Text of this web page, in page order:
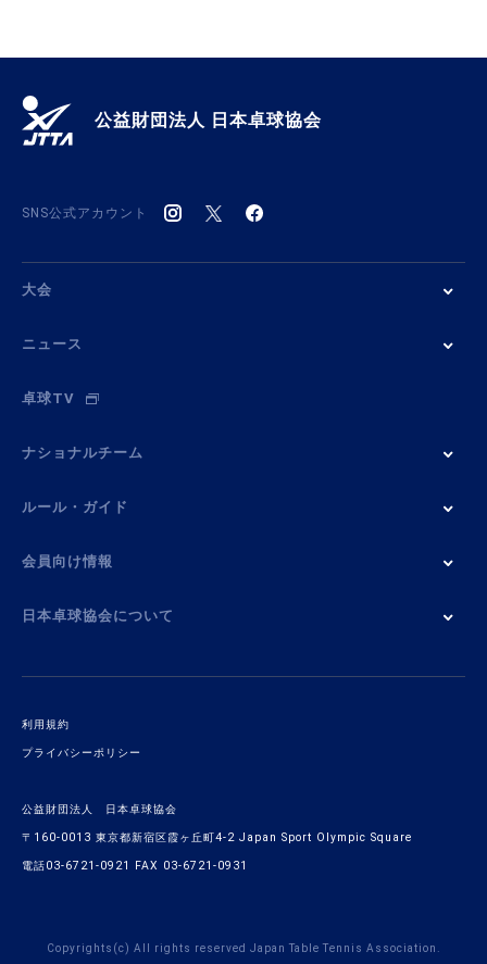
公益財団法人 日本卓球協会
SNS公式アカウント
大会
ニュース
卓球TV
ナショナルチーム
ルール・ガイド
会員向け情報
日本卓球協会について
利用規約
プライバシーポリシー
公益財団法人 日本卓球協会
〒160-0013 東京都新宿区霞ヶ丘町4-2 Japan Sport Olympic Square
電話03-6721-0921 FAX 03-6721-0931
Copyrights(c) All rights reserved Japan Table Tennis Association.